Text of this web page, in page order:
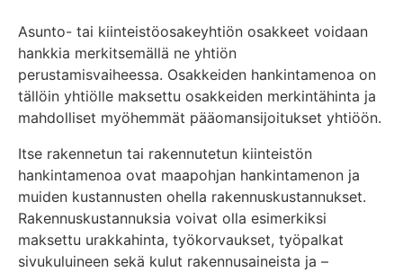
Asunto- tai kiinteistöosakeyhtiön osakkeet voidaan
hankkia merkitsemällä ne yhtiön
perustamisvaiheessa. Osakkeiden hankintamenoa on
tällöin yhtiölle maksettu osakkeiden merkintähinta ja
mahdolliset myöhemmät pääomansijoitukset yhtiöön.
Itse rakennetun tai rakennutetun kiinteistön
hankintamenoa ovat maapohjan hankintamenon ja
muiden kustannusten ohella rakennuskustannukset.
Rakennuskustannuksia voivat olla esimerkiksi
maksettu urakkahinta, työkorvaukset, työpalkat
sivukuluineen sekä kulut rakennusaineista ja –